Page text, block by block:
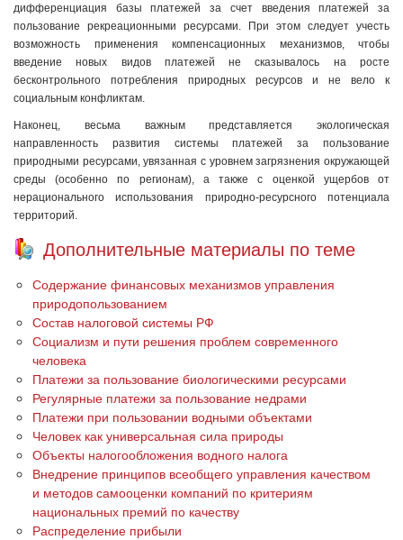
дифференциация базы платежей за счет введения платежей за
пользование рекреационными ресурсами. При этом следует учесть
возможность применения компенсационных механизмов, чтобы
введение новых видов платежей не сказывалось на росте
бесконтрольного потребления природных ресурсов и не вело к
социальным конфликтам.
Наконец, весьма важным представляется экологическая
направленность развития системы платежей за пользование
природными ресурсами, увязанная с уровнем загрязнения окружающей
среды (особенно по регионам), а также с оценкой ущербов от
нерационального использования природно-ресурсного потенциала
территорий.
Дополнительные материалы по теме
Содержание финансовых механизмов управления
природопользованием
Состав налоговой системы РФ
Социализм и пути решения проблем современного
человека
Платежи за пользование биологическими ресурсами
Регулярные платежи за пользование недрами
Платежи при пользовании водными объектами
Человек как универсальная сила природы
Объекты налогообложения водного налога
Внедрение принципов всеобщего управления качеством
и методов самооценки компаний по критериям
национальных премий по качеству
Распределение прибыли